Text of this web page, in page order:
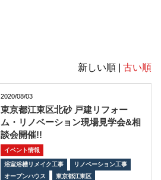
新しい順 | 古い順
2020/08/03
東京都江東区北砂 戸建リフォー
ム・リノベーション現場見学会&相
談会開催!!
イベント情報
浴室浴槽リメイク工事
リノベーション工事
オープンハウス
東京都江東区